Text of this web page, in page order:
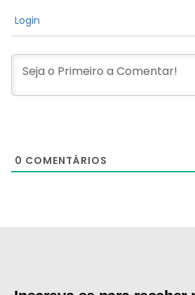
Login
0 COMENTÁRIOS